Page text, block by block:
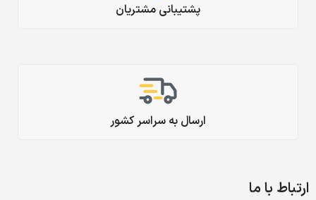
پشتیبانی مشتریان
ارسال به سراسر کشور
ارتباط با ما